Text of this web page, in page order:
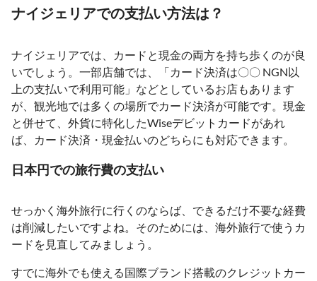
ナイジェリアでの支払い方法は？
ナイジェリアでは、カードと現金の両方を持ち歩くのが良
いでしょう。一部店舗では、「カード決済は〇〇 NGN以
上の支払いで利用可能」などとしているお店もあります
が、観光地では多くの場所でカード決済が可能です。現金
と併せて、外貨に特化したWiseデビットカードがあれ
ば、カード決済・現金払いのどちらにも対応できます。
日本円での旅行費の支払い
せっかく海外旅行に行くのならば、できるだけ不要な経費
は削減したいですよね。そのためには、海外旅行で使うカ
ードを見直してみましょう。
すでに海外でも使える国際ブランド搭載のクレジットカー